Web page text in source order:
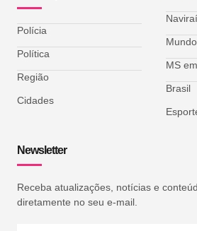
Polícia
Política
Região
Cidades
Naviraí
Mundo
MS
Brasil
Newsletter
Receba atualizações, notícias e
diretamente no seu e-mail.